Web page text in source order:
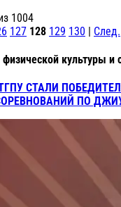
1004
127 128 129 130 | След.
физической культуры и
СТАЛИ
ПО